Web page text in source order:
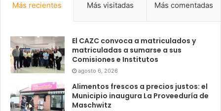
Más recientes Más visitadas Más comentadas
El CAZC convoca a matriculados y
matriculadas a sumarse a sus
Comisiones e Institutos
agosto 6, 2026
Alimentos frescos a precios justos: el
Municipio inaugura La Proveeduría de
Maschwitz